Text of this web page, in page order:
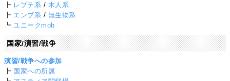
┣ レプテ系 / 木人系
┣ エンブ系 / 無生物系
┗ ユニークmob
国家/演習/戦争
演習/戦争への参加
┣ 国家への所属